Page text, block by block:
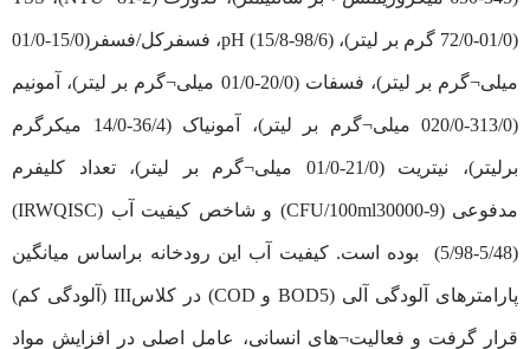
(72/0-01/0 گرم بر لیتر)، pH (15/8-98/6)، فسفرکل/فسفر(15/0-01/0
میلی¬گرم بر لیتر)، فسفات (20/0-01/0 میلی¬گرم بر لیتر)، آمونیم
(313/0-020/0 میلی¬گرم بر لیتر)، آمونیاک (36/4-14/0 میکرگرم
برلیتر)، نیتریت (21/0-01/0 میلی¬گرم بر لیتر)، تعداد کلیفرم
مدفوعی (CFU/100ml30000-9) و شاخص کیفیت آب (IRWQISC)
(5/98-5/48) بوده است. کیفیت آب این رودخانه براساس میانگین
پارامترهای آلودگی آلی (BOD5 و COD) در کلاسIII (آلودگی کم)
قرار گرفت و فعالیت¬های انسانی، عامل اصلی در افزایش مواد